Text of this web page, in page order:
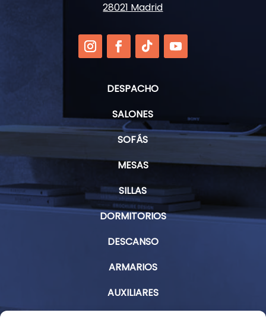
28021 Madrid
DESPACHO
SALONES
SOFÁS
MESAS
SILLAS
DORMITORIOS
DESCANSO
ARMARIOS
AUXILIARES